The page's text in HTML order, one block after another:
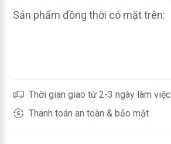
Tứ
Sản phẩm đồng thời có mặt trên:
Thời gian giao từ 2-3 ngày làm việc
Thanh toán an toàn & bảo mật